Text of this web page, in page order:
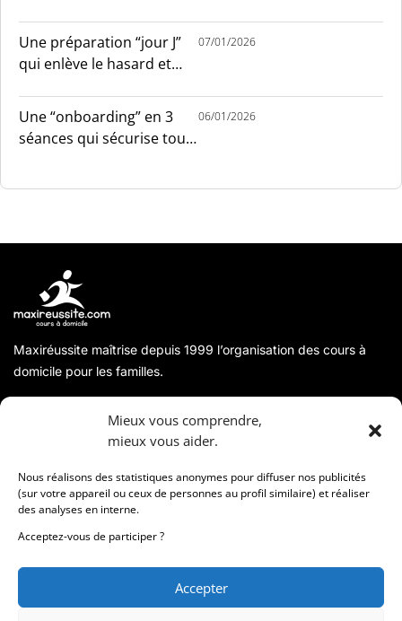
Mieux vous comprendre,
mieux vous aider.
Nous réalisons des statistiques anonymes pour diffuser nos publicités
(sur votre appareil ou ceux de personnes au profil similaire) et réaliser
des analyses en interne.
Acceptez-vous de participer ?
Accepter
Une préparation “jour J”
qui enlève le hasard et
07/01/2026
Une “onboarding” en 3
séances qui sécurise tout
06/01/2026
Maxiréussite maîtrise depuis 1999 l’organisation des cours à
domicile pour les familles.
Coordonnées